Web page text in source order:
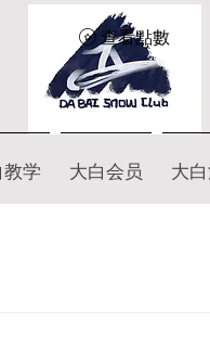
查看點數
教学 大白会员 大